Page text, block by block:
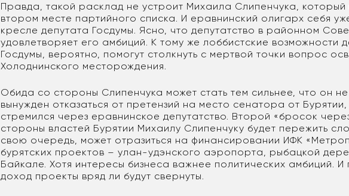
Правда, такой расклад не устроит Михаила Слипенчука, который
втором месте партийного списка. И еравнинский олигарх себя
кресле депутата Госдумы. Ясно, что депутатство в районном
удовлетворяет его амбиций. К тому же лоббистские возможности
Госдумы, вероятно, помогут столкнуть с мертвой точки вопрос
Холоднинского месторождения.
Обида со стороны Слипенчука может стать тем сильнее, что он
вынужден отказаться от претензий на место сенатора от
стремился через еравнинское депутатство. Второй «бросок
стороны властей Бурятии Михаилу Слипенчуку будет пережить
свою очередь, может отразиться на финансировании ИФК
бурятских проектов – улан-удэнского аэропорта, рыбацкой
Байкале. Хотя интересы бизнеса важнее политических амбиций.
доход проекты вряд ли будут свернуты.